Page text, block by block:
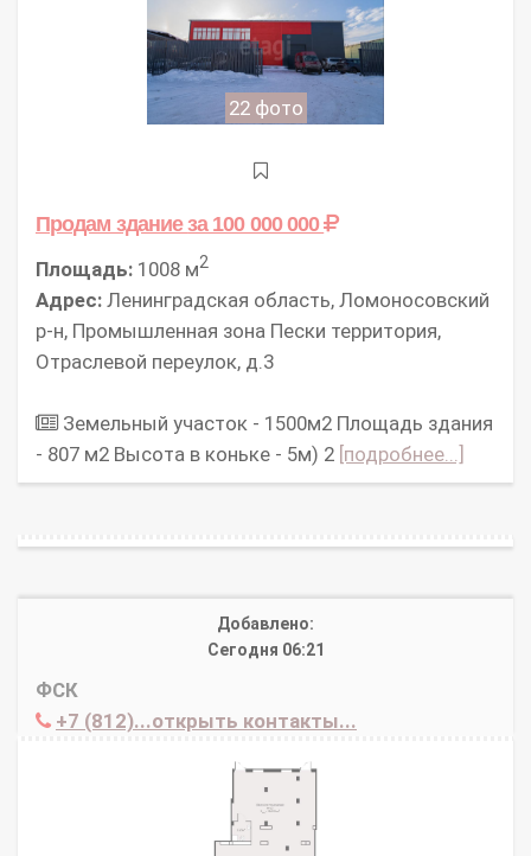
22 фото
Продам зданиеза 100 000 000
Площадь: 1008 м2
Адрес: Ленинградская область, Ломоносовский
р-н, Промышленная зона Пески территория,
Отраслевой переулок, д.3
Зeмeльный учаcток - 1500м2 Площадь здания
- 807 м2 Высота в коньке - 5м) 2 [подробнее...]
Добавлено:
Сегодня 06:21
ФСК
+7 (812)...открыть контакты...